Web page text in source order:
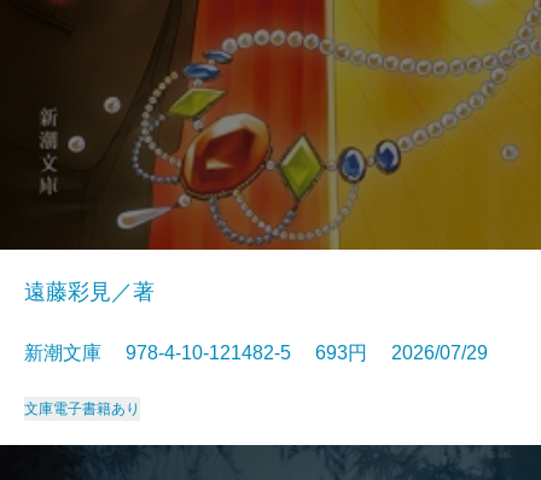
遠藤彩見／著
新潮文庫 978-4-10-121482-5 693円 2026/07/29
文庫電子書籍あり